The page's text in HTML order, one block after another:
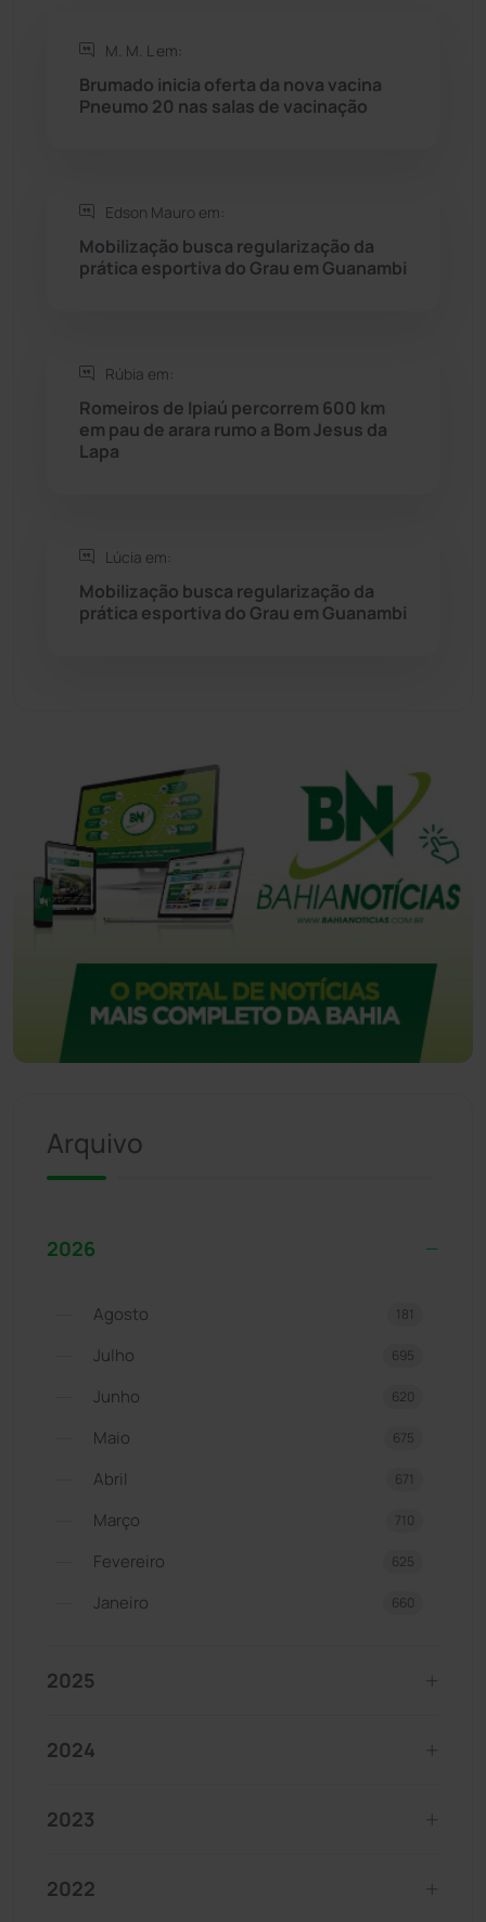
Rio do Antônio
Seabra (50)
Sítio do Mato
Sudoeste Baiano (1530)
Tanque Novo
Tecnologia (12)
M. M. L em:
Brumado inicia oferta da nova vacina
Pneumo 20 nas salas de vacinação
Edson Mauro em:
Mobilização busca regularização da
prática esportiva do Grau em Guanambi
Rúbia em:
Romeiros de Ipiaú percorrem 600 km
em pau de arara rumo a Bom Jesus da
Lapa
Lúcia em:
Mobilização busca regularização da
prática esportiva do Grau em Guanambi
Arquivo
2026
Agosto 181
Julho 695
Junho 620
Maio 675
Abril 671
Março 710
Fevereiro 625
Janeiro 660
2025
2024
2023
2022